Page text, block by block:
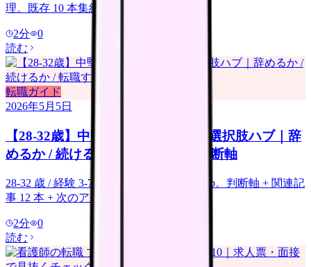
理。既存 10 本集約 hub。
2分
0
読む
転職ガイド
2026年5月5日
【28-32歳】中堅看護師のキャリア選択肢ハブ｜辞
めるか / 続けるか / 転職するかの判断軸
28-32 歳 / 経験 3-7 年の中堅看護師向け hub。判断軸 + 関連記
事 12 本 + 次のアクション。
2分
0
読む